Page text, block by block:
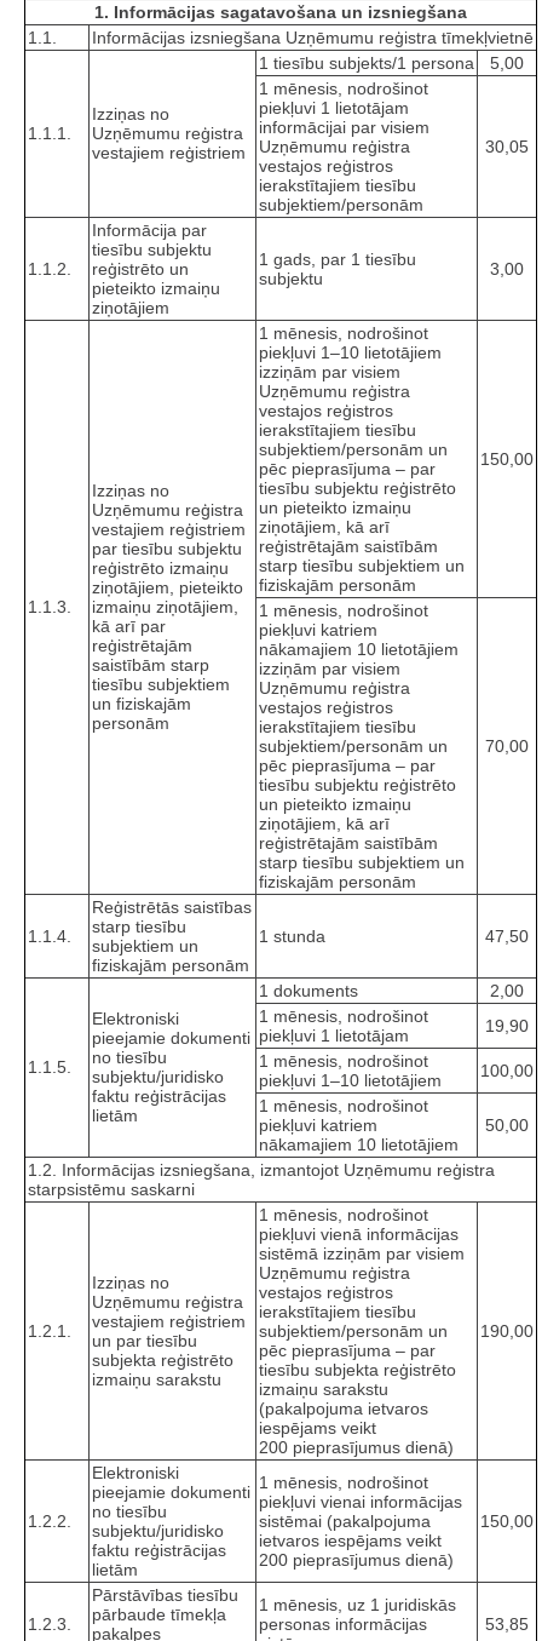
1. Informācijas sagatavošana un izsniegšana
1.1.
Informācijas izsniegšana Uzņēmumu reģistra tīmekļvietnē
1.1.1.
Izziņas no
Uzņēmumu reģistra
vestajiem reģistriem
1 tiesību subjekts/1 persona
5,00
1 mēnesis, nodrošinot
piekļuvi 1 lietotājam
informācijai par visiem
Uzņēmumu reģistra
vestajos reģistros
ierakstītajiem tiesību
subjektiem/personām
30,05
1.1.2.
Informācija par
tiesību subjektu
reģistrēto un
pieteikto izmaiņu
ziņotājiem
1 gads, par 1 tiesību
subjektu
3,00
1.1.3.
Izziņas no
Uzņēmumu reģistra
vestajiem reģistriem
par tiesību subjektu
reģistrēto izmaiņu
ziņotājiem, pieteikto
izmaiņu ziņotājiem,
kā arī par
reģistrētajām
saistībām starp
tiesību subjektiem
un fiziskajām
personām
1 mēnesis, nodrošinot
piekļuvi 1–10 lietotājiem
izziņām par visiem
Uzņēmumu reģistra
vestajos reģistros
ierakstītajiem tiesību
subjektiem/personām un
pēc pieprasījuma – par
tiesību subjektu reģistrēto
un pieteikto izmaiņu
ziņotājiem, kā arī
reģistrētajām saistībām
starp tiesību subjektiem un
fiziskajām personām
150,00
1 mēnesis, nodrošinot
piekļuvi katriem
nākamajiem 10 lietotājiem
izziņām par visiem
Uzņēmumu reģistra
vestajos reģistros
ierakstītajiem tiesību
subjektiem/personām un
pēc pieprasījuma – par
tiesību subjektu reģistrēto
un pieteikto izmaiņu
ziņotājiem, kā arī
reģistrētajām saistībām
starp tiesību subjektiem un
fiziskajām personām
70,00
1.1.4.
Reģistrētās saistības
starp tiesību
subjektiem un
fiziskajām personām
1 stunda 47,50
1.1.5.
Elektroniski
pieejamie dokumenti
no tiesību
subjektu/juridisko
faktu reģistrācijas
lietām
1 dokuments
2,00
1 mēnesis, nodrošinot
piekļuvi 1 lietotājam
19,90
1 mēnesis, nodrošinot
piekļuvi 1–10 lietotājiem
100,00
1 mēnesis, nodrošinot
piekļuvi katriem
nākamajiem 10 lietotājiem
50,00
1.2. Informācijas izsniegšana, izmantojot Uzņēmumu reģistra
starpsistēmu saskarni
1.2.1.
Izziņas no
Uzņēmumu reģistra
vestajiem reģistriem
un par tiesību
subjekta reģistrēto
izmaiņu sarakstu
1 mēnesis, nodrošinot
piekļuvi vienā informācijas
sistēmā izziņām par visiem
Uzņēmumu reģistra
vestajos reģistros
ierakstītajiem tiesību
subjektiem/personām un
pēc pieprasījuma – par
tiesību subjekta reģistrēto
izmaiņu sarakstu
(pakalpojuma ietvaros
iespējams veikt
200 pieprasījumus dienā)
190,00
1.2.2.
Elektroniski
pieejamie dokumenti
no tiesību
subjektu/juridisko
faktu reģistrācijas
lietām
1 mēnesis, nodrošinot
piekļuvi vienai informācijas
sistēmai (pakalpojuma
ietvaros iespējams veikt
200 pieprasījumus dienā)
150,00
1.2.3.
Pārstāvības tiesību
pārbaude tīmekļa
pakalpes
1 mēnesis, uz 1 juridiskās
personas informācijas
53,85